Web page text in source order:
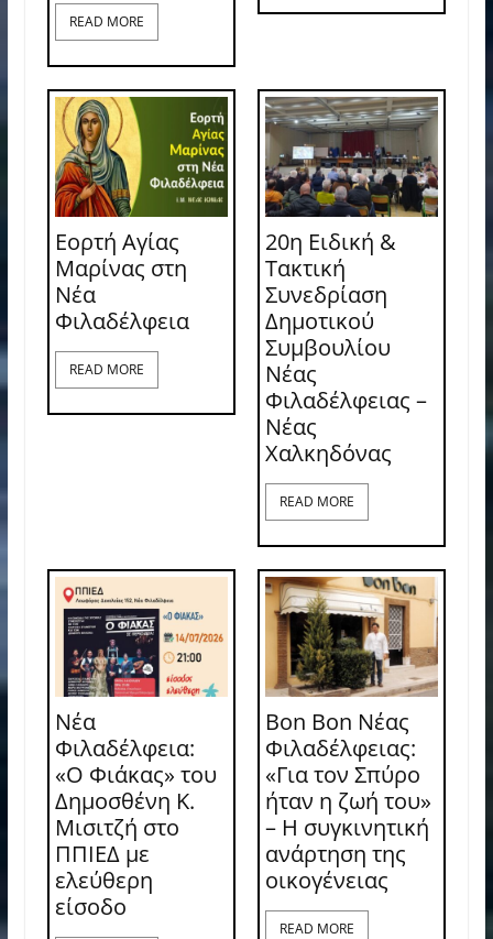
READ MORE
Εορτή Αγίας
Μαρίνας στη
Νέα
Φιλαδέλφεια
READ MORE
20η Ειδική &
Τακτική
Συνεδρίαση
Δημοτικού
Συμβουλίου
Νέας
Φιλαδέλφειας –
Νέας
Χαλκηδόνας
READ MORE
Νέα
Φιλαδέλφεια:
«Ο Φιάκας» του
Δημοσθένη Κ.
Μισιτζή στο
ΠΠΙΕΔ με
ελεύθερη
είσοδο
Bon Bon Νέας
Φιλαδέλφειας:
«Για τον Σπύρο
ήταν η ζωή του»
– Η συγκινητική
ανάρτηση της
οικογένειας
READ MORE